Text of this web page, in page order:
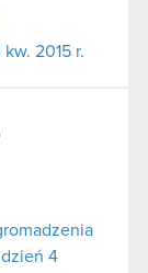
2015 r.
4